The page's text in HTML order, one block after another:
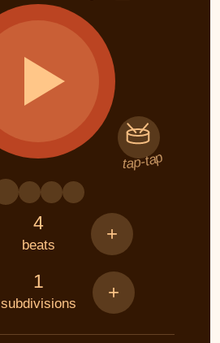
tap‑tap
4
beats
+
1
subdivisions
+